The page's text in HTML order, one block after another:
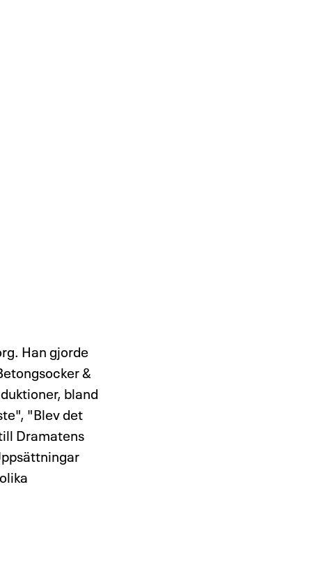
Han gjorde
&
bland
"Blev det
Dramatens